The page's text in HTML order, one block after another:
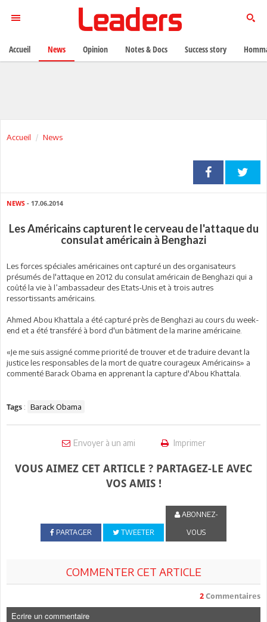
Accueil News
NEWS - 17.06.2014
Les Américains capturent le cerveau de l'attaque du
consulat américain à Benghazi
Les forces spéciales américaines ont capturé un des organisateurs
présumés de l'attaque en 2012 du consulat américain de Benghazi qui a
coûté la vie à l’ambassadeur des Etats-Unis et à trois autres
ressortissants américains.
Ahmed Abou Khattala a été capturé près de Benghazi au cours du week-
end et a été transféré à bord d'un bâtiment de la marine américaine.
«Je me suis assigné comme priorité de trouver et de traduire devant la
justice les responsables de la mort de quatre courageux Américains» a
commenté Barack Obama en apprenant la capture d'Abou Khattala.
Tags : Barack Obama
Envoyer à un ami Imprimer
VOUS AIMEZ CET ARTICLE ? PARTAGEZ-LE AVEC
VOS AMIS !
PARTAGER TWEETER
ABONNEZ-
VOUS
COMMENTER CET ARTICLE
2 Commentaires
Ecrire un commentaire
Accueil News Opinion Notes & Docs Success story